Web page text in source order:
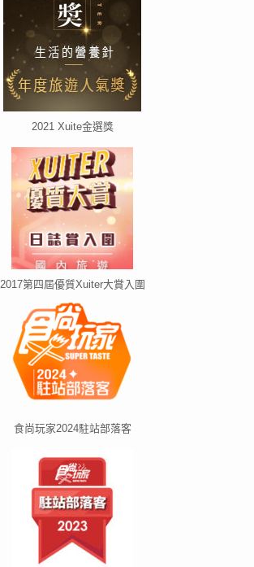
2021 Xuite金選獎
2017第四屆優質Xuiter大賞入圍
食尚玩家2024駐站部落客